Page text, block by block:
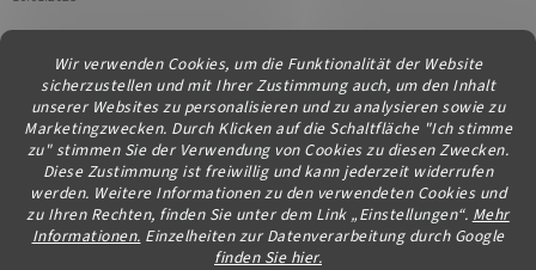
Wir verwenden Cookies, um die Funktionalität der Website
sicherzustellen und mit Ihrer Zustimmung auch, um den Inhalt
unserer Websites zu personalisieren und zu analysieren sowie zu
Marketingzwecken. Durch Klicken auf die Schaltfläche "Ich stimme
zu" stimmen Sie der Verwendung von Cookies zu diesen Zwecken.
Diese Zustimmung ist freiwillig und kann jederzeit widerrufen
werden. Weitere Informationen zu den verwendeten Cookies und
zu Ihren Rechten, finden Sie unter dem Link „Einstellungen“. Mehr
Informationen. Einzelheiten zur Datenverarbeitung durch Google
finden Sie hier.
Kontakt
info@diagstore.at